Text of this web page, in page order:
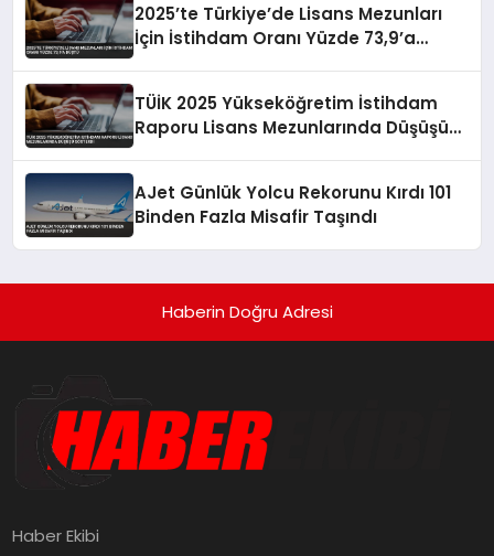
2025’te Türkiye’de Lisans Mezunları
İçin İstihdam Oranı Yüzde 73,9’a
TÜİK 2025 Yükseköğretim İstihdam
Raporu Lisans Mezunlarında Düşüşü
AJet Günlük Yolcu Rekorunu Kırdı 101
Binden Fazla Misafir Taşındı
Haberin Doğru Adresi
Haber Ekibi